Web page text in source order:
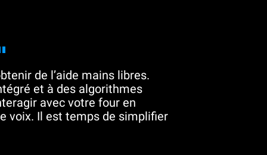
de l’aide mains libres.
et à des algorithmes
avec votre four en
voix. Il est temps de simplifier